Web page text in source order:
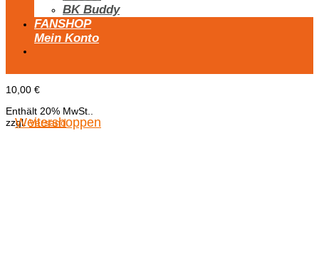
BK Buddy
FANSHOP
Mein Konto
10,00 €
Enthält 20% MwSt..
zzgl.Versand
Weitershoppen